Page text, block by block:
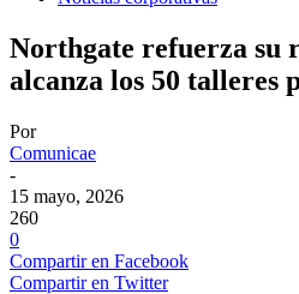
Northgate refuerza su
alcanza los 50 talleres
Por
Comunicae
-
15 mayo, 2026
260
0
Compartir en Facebook
Compartir en Twitter